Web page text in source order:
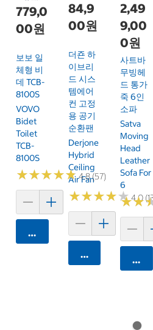
779,0
00원
보보 일
체형 비
데 TCB-
8100S
VOVO
Bidet
Toilet
TCB-
8100S
★★★★★
★★★★★4.8 (57)
카트에 담기
84,9
00원
더죤 하
이브리
드 시스
템에어
컨 고정
용 공기
순환팬
Derjone
Hybrid
Ceiling
Air Fan
★★★★★
★★★★★4.0
카트에 담기
2,49
9,00
0원
사트바
무빙헤
드 통가
죽 6인
소파
Satva
Moving
Head
Leather
Sofa For
6
★★
★★
카